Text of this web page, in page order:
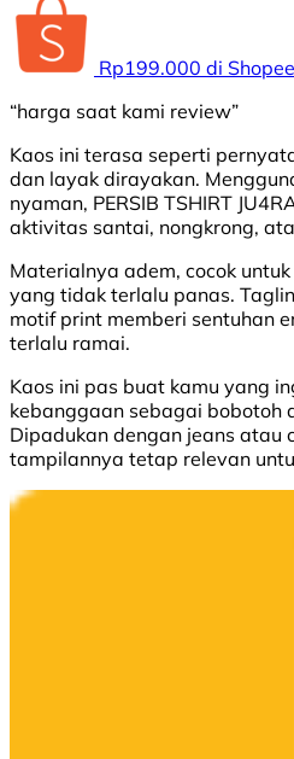
Rp199.000 di Shopee
“harga saat kami review”
Kaos ini terasa seperti
dan layak dirayakan.
nyaman, PERSIB TSHIRT
aktivitas santai, nongkrong,
Materialnya adem, cocok
yang tidak terlalu panas.
motif print memberi sentuhan
terlalu ramai.
Kaos ini pas buat kamu yang
kebanggaan sebagai bobotoh
Dipadukan dengan jeans atau
tampilannya tetap relevan